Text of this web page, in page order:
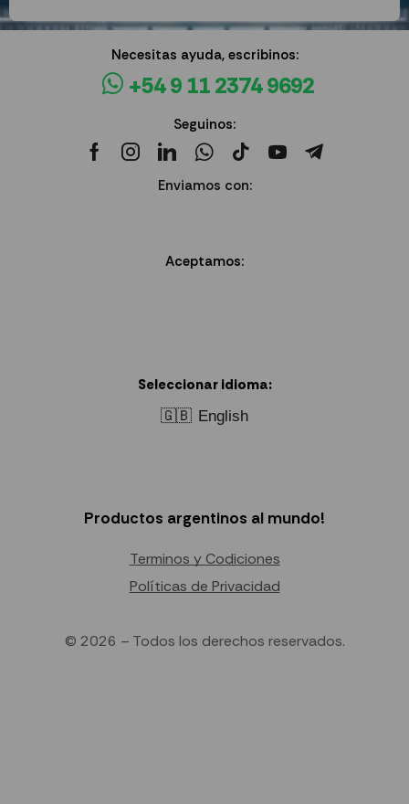
Necesitas ayuda, escribinos:
+54 9 11 2374 9692
Seguinos:
Enviamos con:
Aceptamos:
Seleccionar idioma:
🇬🇧 English
Productos argentinos al mundo!
Terminos y Codiciones
Políticas de Privacidad
© 2026 – Todos los derechos reservados.